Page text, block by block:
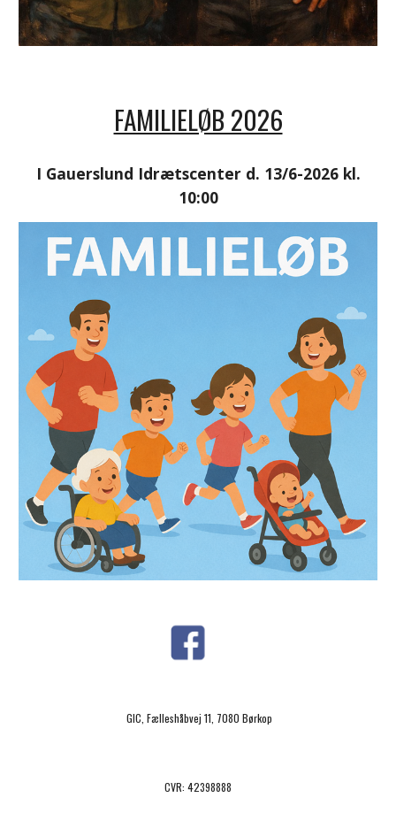
FAMILIELØB 2026
I Gauerslund Idrætscenter d. 13/6-2026 kl.
10:00
GIC, Fælleshåbvej 11, 7080 Børkop
CVR: 42398888